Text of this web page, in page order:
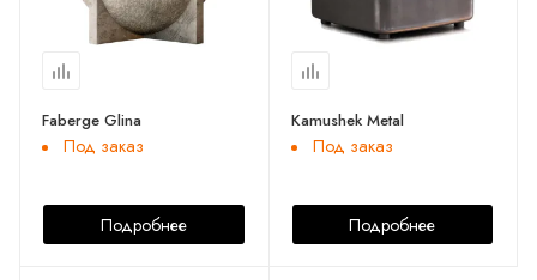
Faberge Glina
Под заказ
Подробнее
Kamushek Metal
Под заказ
Подробнее